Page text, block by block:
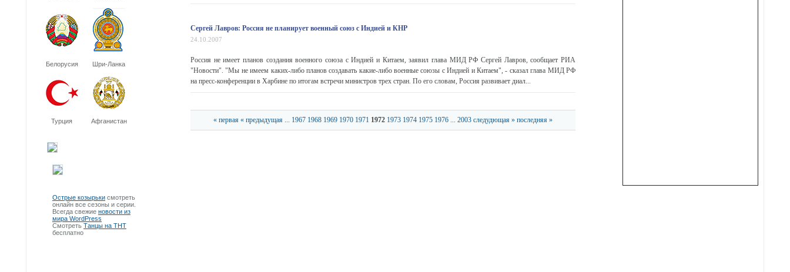
Белорусия Шри-Ланка
Турция Афганистан
Острые козырьки смотреть
онлайн все сезоны и серии.
Всегда свежие новости из
мира WordPress
Смотреть Танцы на ТНТ
бесплатно
Сергей Лавров: Россия не планирует военный союз с Индией и КНР
24.10.2007
Россия не имеет планов создания военного союза с Индией и Китаем, заявил глава МИД РФ Сергей Лавров, сообщает РИА
"Новости". "Мы не имеем каких-либо планов создавать какие-либо военные союзы с Индией и Китаем", - сказал глава МИД РФ
на пресс-конференции в Харбине по итогам встречи министров трех стран. По его словам, Россия развивает диал...
« первая « предыдущая ... 1967 1968 1969 1970 1971 1972 1973 1974 1975 1976 ... 2003 следудющая » последняя »